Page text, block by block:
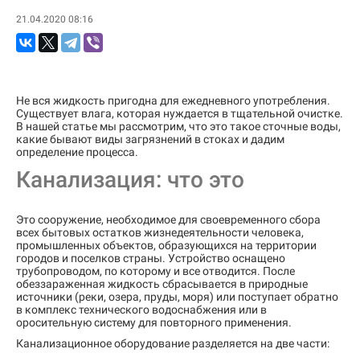
21.04.2020 08:16
Не вся жидкость пригодна для ежедневного употребления.
Существует влага, которая нуждается в тщательной очистке.
В нашей статье мы рассмотрим, что это такое сточные воды,
какие бывают виды загрязнений в стоках и дадим
определение процесса.
Канализация: что это
Это сооружение, необходимое для своевременного сбора
всех бытовых остатков жизнедеятельности человека,
промышленных объектов, образующихся на территории
городов и поселков страны. Устройство оснащено
трубопроводом, по которому и все отводится. После
обеззараженная жидкость сбрасывается в природные
источники (реки, озера, пруды, моря) или поступает обратно
в комплекс технического водоснабжения или в
оросительную систему для повторного применения.
Канализационное оборудование разделяется на две части: